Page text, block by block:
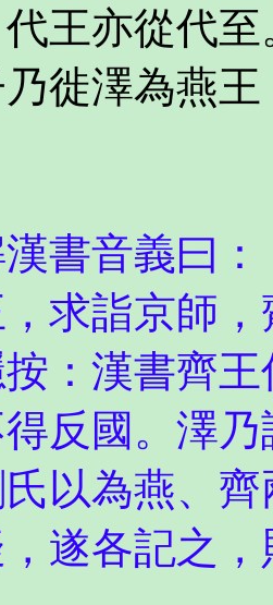
王亦從代
徙澤為燕
漢書音義曰
求詣京師
：漢書齊
反國。澤
以為燕、
遂各記之